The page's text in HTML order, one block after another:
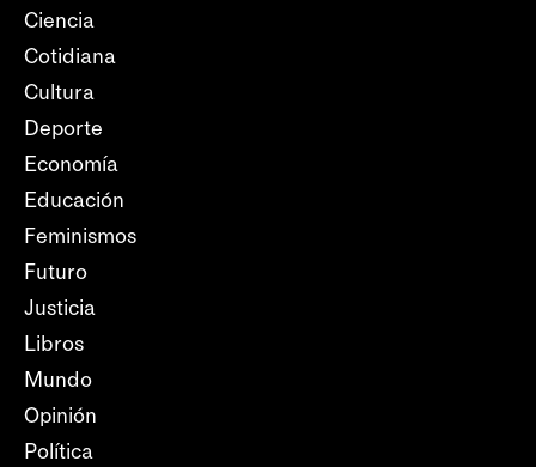
Ciencia
Cotidiana
Cultura
Deporte
Economía
Educación
Feminismos
Futuro
Justicia
Libros
Mundo
Opinión
Política